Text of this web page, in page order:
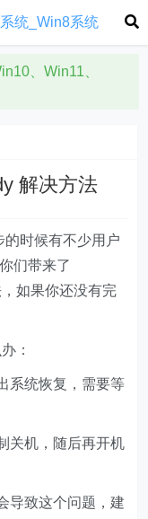
、Win11、
解决方法
时候有不少用户
们带来了
如果你还没有完
：
统恢复，需要等
机，随后再开机
致这个问题，建